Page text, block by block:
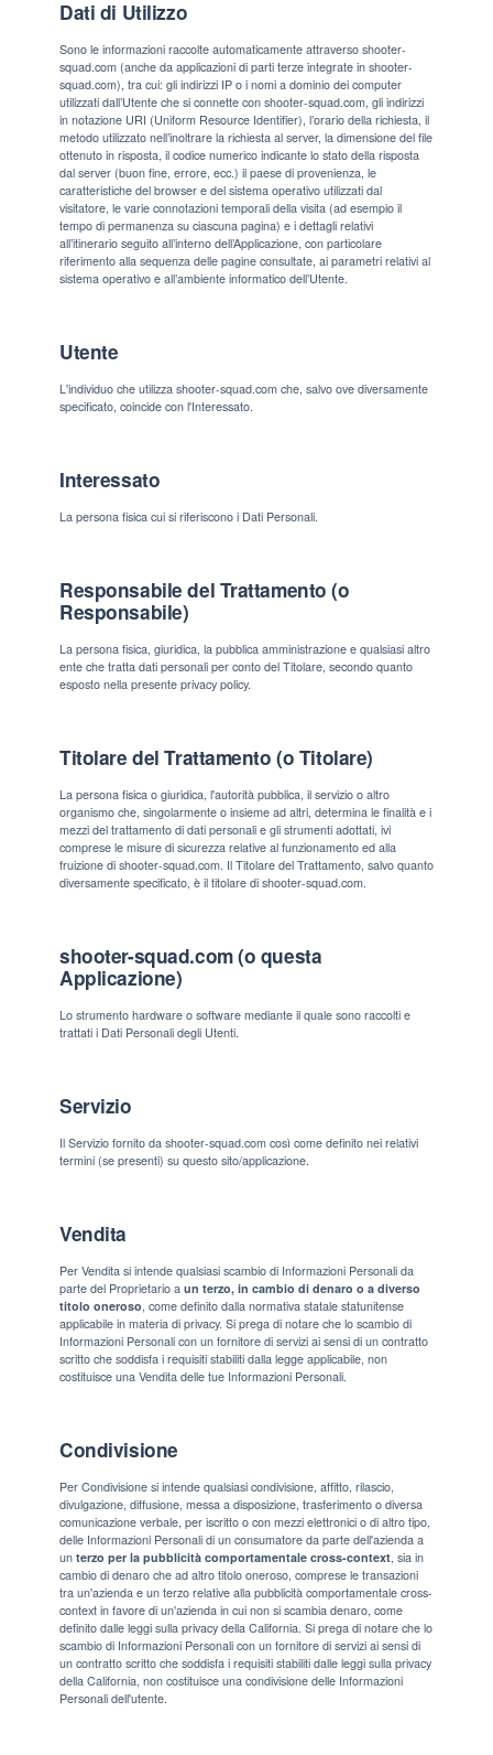
Dati di Utilizzo
Sono le informazioni raccolte automaticamente attraverso shooter-
squad.com (anche da applicazioni di parti terze integrate in shooter-
squad.com), tra cui: gli indirizzi IP o i nomi a dominio dei computer
utilizzati dall’Utente che si connette con shooter-squad.com, gli indirizzi
in notazione URI (Uniform Resource Identifier), l’orario della richiesta, il
metodo utilizzato nell’inoltrare la richiesta al server, la dimensione del file
ottenuto in risposta, il codice numerico indicante lo stato della risposta
dal server (buon fine, errore, ecc.) il paese di provenienza, le
caratteristiche del browser e del sistema operativo utilizzati dal
visitatore, le varie connotazioni temporali della visita (ad esempio il
tempo di permanenza su ciascuna pagina) e i dettagli relativi
all’itinerario seguito all’interno dell’Applicazione, con particolare
riferimento alla sequenza delle pagine consultate, ai parametri relativi al
sistema operativo e all’ambiente informatico dell’Utente.
Utente
L'individuo che utilizza shooter-squad.com che, salvo ove diversamente
specificato, coincide con l'Interessato.
Interessato
La persona fisica cui si riferiscono i Dati Personali.
Responsabile del Trattamento (o
Responsabile)
La persona fisica, giuridica, la pubblica amministrazione e qualsiasi altro
ente che tratta dati personali per conto del Titolare, secondo quanto
esposto nella presente privacy policy.
Titolare del Trattamento (o Titolare)
La persona fisica o giuridica, l'autorità pubblica, il servizio o altro
organismo che, singolarmente o insieme ad altri, determina le finalità e i
mezzi del trattamento di dati personali e gli strumenti adottati, ivi
comprese le misure di sicurezza relative al funzionamento ed alla
fruizione di shooter-squad.com. Il Titolare del Trattamento, salvo quanto
diversamente specificato, è il titolare di shooter-squad.com.
shooter-squad.com (o questa
Applicazione)
Lo strumento hardware o software mediante il quale sono raccolti e
trattati i Dati Personali degli Utenti.
Servizio
Il Servizio fornito da shooter-squad.com così come definito nei relativi
termini (se presenti) su questo sito/applicazione.
Vendita
Per Vendita si intende qualsiasi scambio di Informazioni Personali da
parte del Proprietario a un terzo, in cambio di denaro o a diverso
titolo oneroso , come definito dalla normativa statale statunitense
applicabile in materia di privacy. Si prega di notare che lo scambio di
Informazioni Personali con un fornitore di servizi ai sensi di un contratto
scritto che soddisfa i requisiti stabiliti dalla legge applicabile, non
costituisce una Vendita delle tue Informazioni Personali.
Condivisione
Per Condivisione si intende qualsiasi condivisione, affitto, rilascio,
divulgazione, diffusione, messa a disposizione, trasferimento o diversa
comunicazione verbale, per iscritto o con mezzi elettronici o di altro tipo,
delle Informazioni Personali di un consumatore da parte dell'azienda a
un terzo per la pubblicità comportamentale cross-context , sia in
cambio di denaro che ad altro titolo oneroso, comprese le transazioni
tra un'azienda e un terzo relative alla pubblicità comportamentale cross-
context in favore di un'azienda in cui non si scambia denaro, come
definito dalle leggi sulla privacy della California. Si prega di notare che lo
scambio di Informazioni Personali con un fornitore di servizi ai sensi di
un contratto scritto che soddisfa i requisiti stabiliti dalle leggi sulla privacy
della California, non costituisce una condivisione delle Informazioni
Personali dell'utente.